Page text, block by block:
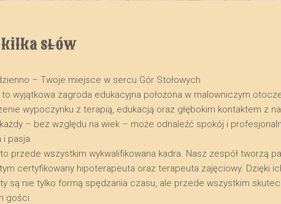
kilka słów
– Twoje miejsce w sercu Gór Stołowych
wyjątkowa zagroda edukacyjna położona w malowniczym
wypoczynku z terapią, edukacją oraz głębokim kontaktem z
– bez względu na wiek – może odnaleźć spokój i
i pasja
przede wszystkim wykwalifikowana kadra. Nasz zespół tworzą
certyfikowany hipoterapeuta oraz terapeuta zajęciowy. Dzięki
są nie tylko formą spędzania czasu, ale przede wszystkim
gości.